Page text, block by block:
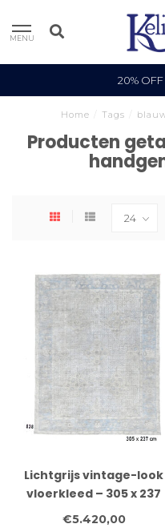
MENU
20%
Home Tags
Producten
Lichtgrijs vintage-look
vloerkleed – 305 x 237
cm – handgeknoopt
€5.420,00